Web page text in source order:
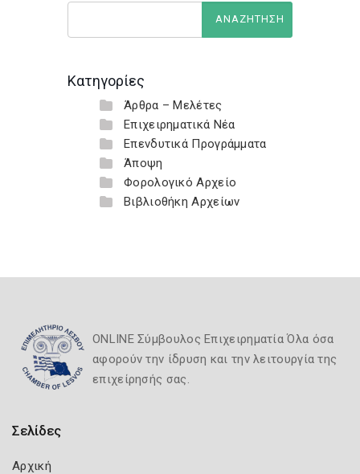
Κατηγορίες
Άρθρα – Μελέτες
Επιχειρηματικά Νέα
Επενδυτικά Προγράμματα
Άποψη
Φορολογικό Αρχείο
Βιβλιοθήκη Αρχείων
ONLINE Σύμβουλος Επιχειρηματία Όλα όσα
αφορούν την ίδρυση και την λειτουργία της
επιχείρησής σας.
Σελίδες
Αρχική